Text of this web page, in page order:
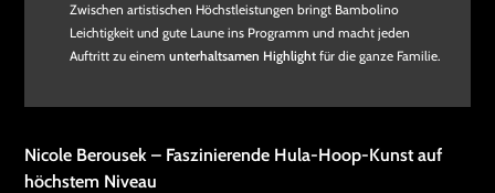
Zwischen artistischen Höchstleistungen bringt Bambolino
Leichtigkeit und gute Laune ins Programm und macht jeden
Auftritt zu einem unterhaltsamen Highlight für die ganze Familie.
Nicole Berousek – Faszinierende Hula-Hoop-Kunst auf
höchstem Niveau